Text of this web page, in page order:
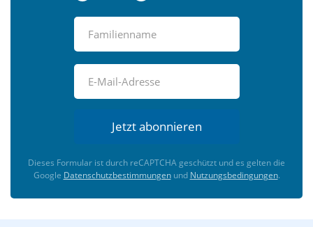
Jetzt abonnieren
Dieses Formular ist durch reCAPTCHA geschützt und es gelten die
Google Datenschutzbestimmungenund Nutzungsbedingungen.